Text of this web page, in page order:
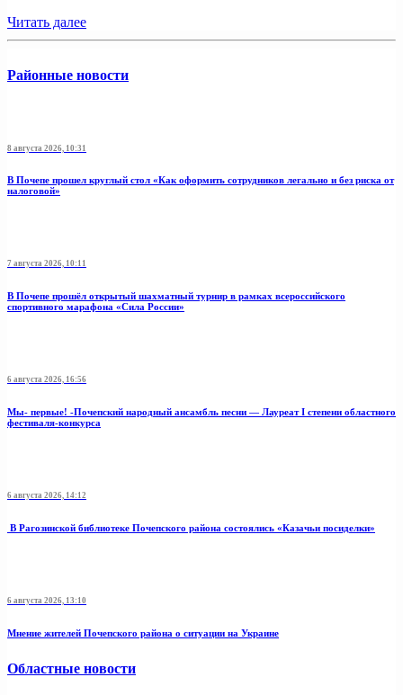
Читать далее
Районные новости
8 августа 2026, 10:31
В Почепе прошел круглый стол «Как оформить сотрудников легально и без риска от
налоговой»
7 августа 2026, 10:11
В Почепе прошёл открытый шахматный турнир в рамках всероссийского
спортивного марафона «Сила России»
6 августа 2026, 16:56
Мы- первые! -Почепский народный ансамбль песни — Лауреат I степени областного
фестиваля-конкурса
6 августа 2026, 14:12
В Рагозинской библиотеке Почепского района состоялись «Казачьи посиделки»
6 августа 2026, 13:10
Мнение жителей Почепского района о ситуации на Украине
Областные новости